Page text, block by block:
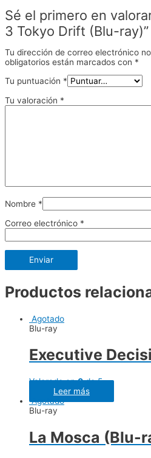
Sé el primero en
3 Tokyo Drift (Blu-ray)”
Tu dirección de correo electrónico
obligatorios están marcados con *
Tu puntuación *
Tu valoración *
Nombre *
Correo electrónico *
Productos
Agotado
Blu-ray
Executive
Valorado en0de 5
Leer más
Agotado
Blu-ray
La Mosca (Blu-